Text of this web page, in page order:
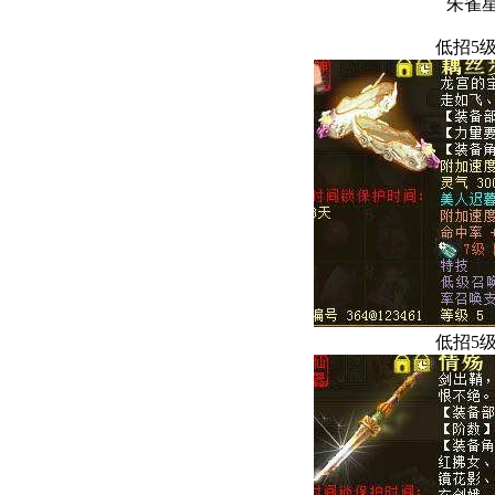
朱雀
低招5
低招5